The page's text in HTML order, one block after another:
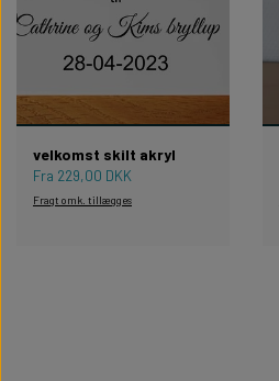
velkomst skilt akryl
Fra 229,00 DKK
Fragt omk. tillægges